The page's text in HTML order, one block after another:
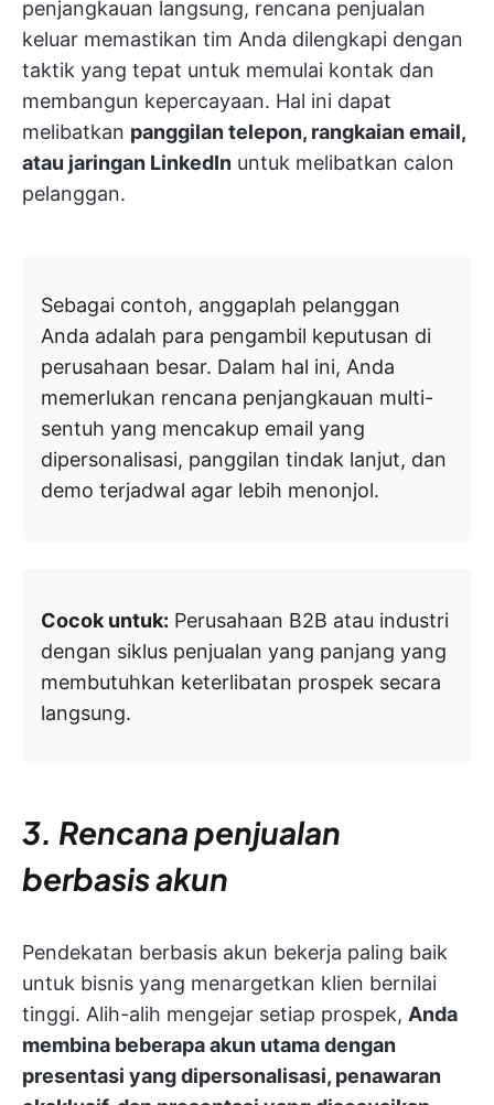
penjangkauan langsung, rencana penjualan
keluar memastikan tim Anda dilengkapi dengan
taktik yang tepat untuk memulai kontak dan
membangun kepercayaan. Hal ini dapat
melibatkan panggilan telepon, rangkaian email,
atau jaringan LinkedIn untuk melibatkan calon
pelanggan.
Sebagai contoh, anggaplah pelanggan
Anda adalah para pengambil keputusan di
perusahaan besar. Dalam hal ini, Anda
memerlukan rencana penjangkauan multi-
sentuh yang mencakup email yang
dipersonalisasi, panggilan tindak lanjut, dan
demo terjadwal agar lebih menonjol.
Cocok untuk: Perusahaan B2B atau industri
dengan siklus penjualan yang panjang yang
membutuhkan keterlibatan prospek secara
langsung.
3. Rencana penjualan
berbasis akun
Pendekatan berbasis akun bekerja paling baik
untuk bisnis yang menargetkan klien bernilai
tinggi. Alih-alih mengejar setiap prospek, Anda
membina beberapa akun utama dengan
presentasi yang dipersonalisasi, penawaran